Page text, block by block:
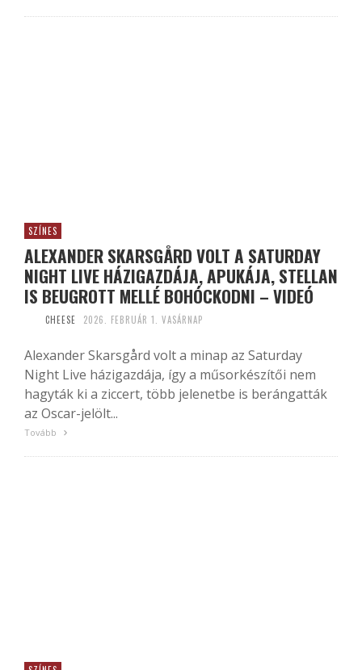
SZÍNES
ALEXANDER SKARSGÅRD VOLT A SATURDAY
NIGHT LIVE HÁZIGAZDÁJA, APUKÁJA, STELLAN
IS BEUGROTT MELLÉ BOHÓCKODNI – VIDEÓ
CHEESE 2026. FEBRUÁR 1. VASÁRNAP
Alexander Skarsgård volt a minap az Saturday
Night Live házigazdája, így a műsorkészítői nem
hagyták ki a ziccert, több jelenetbe is berángatták
az Oscar-jelölt...
Tovább